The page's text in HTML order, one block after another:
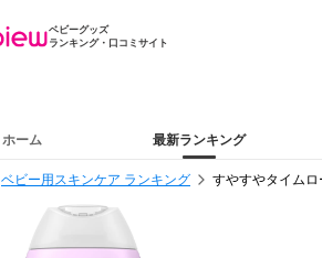
ベビーグッズ
ランキング・口コミサイト
ホーム 最新ランキング
ベビー用スキンケア ランキング すやすやタイムロ